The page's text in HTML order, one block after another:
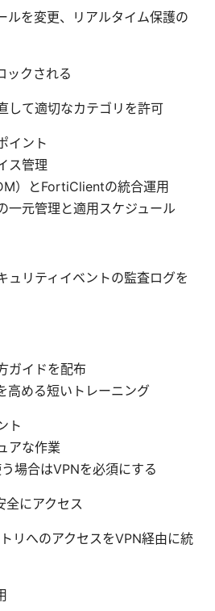
ルを変更、リアルタイム保護の
ックされる
して適切なカテゴリを許可
イント
ス管理
）とFortiClientの統合運用
一元管理と適用スケジュール
ュリティイベントの監査ログを
ガイドを配布
高める短いトレーニング
ト
アな作業
場合はVPNを必須にする
全にアクセス
トリへのアクセスをVPN経由に統